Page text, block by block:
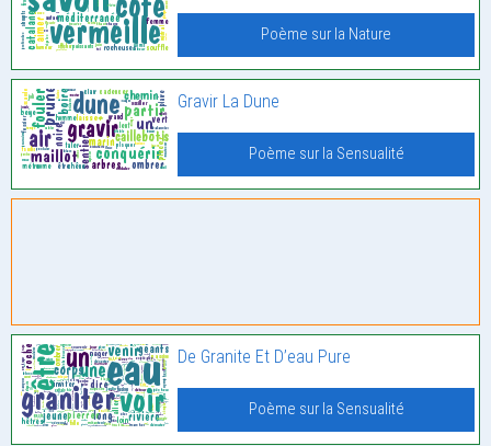
Poème sur la Nature
Gravir La Dune
Poème sur la Sensualité
De Granite Et D’eau Pure
Poème sur la Sensualité